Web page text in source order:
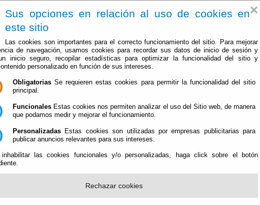
×
Sus opciones en relación al uso de cookies en
este sitio
Las cookies son importantes para el correcto funcionamiento del sitio. Para mejorar
de navegación, usamos cookies para recordar sus datos de inicio de sesión y
inicio seguro, recopilar estadísticas para optimizar la funcionalidad del sitio y
personalizado en función de sus intereses.
Obligatorias Se requieren estas cookies para permitir la funcionalidad del sitio
principal.
Funcionales Estas cookies nos permiten analizar el uso del Sitio web, de manera
que podamos medir y mejorar el funcionamiento.
Personalizadas Estas cookies son utilizadas por empresas publicitarias para
publicar anuncios relevantes para sus intereses.
las cookies funcionales y/o personalizadas, haga click sobre el botón
Rechazar cookies
code: 504 for URL: https://app.dipalme.org/transAudi/obtenerJSONPortal2?